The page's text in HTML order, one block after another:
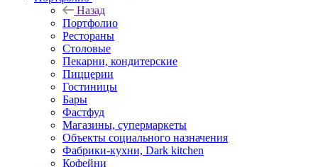
Назад
Портфолио
Рестораны
Столовые
Пекарни, кондитерские
Пиццерии
Гостиницы
Бары
Фастфуд
Магазины, супермаркеты
Объекты социального назначения
Фабрики-кухни, Dark kitchen
Кофейни